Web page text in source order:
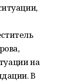
на
В